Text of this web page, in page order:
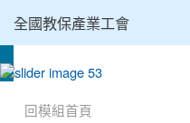
全國教保產業工會
回模組首頁